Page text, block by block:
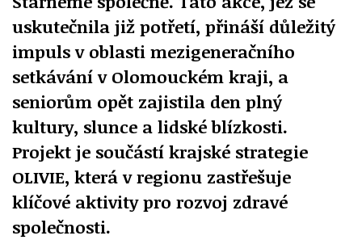
uskutečnila již potřetí, přináší důležitý
impuls v oblasti mezigeneračního
setkávání v Olomouckém kraji, a
seniorům opět zajistila den plný
kultury, slunce a lidské blízkosti.
Projekt je součástí krajské strategie
OLIVIE, která v regionu zastřešuje
klíčové aktivity pro rozvoj zdravé
společnosti.